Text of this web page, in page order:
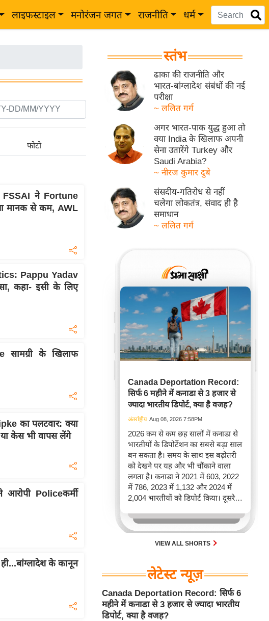
लाइफस्टाइल मनोरंजन जगत राजनीति धर्म
फोटो
ने Fortune
मानक से कम, AWL
Pappu Yadav
कहा- इसी के लिए
सामग्री के खिलाफ
का पलटवार: क्या
केस भी वापस लेंगे
Policeकर्मी
के कानून
स्तंभ
ढाका की राजनीति और
भारत-बांग्लादेश संबंधों की नई
परीक्षा
~ ललित गर्ग
अगर भारत-पाक युद्ध हुआ तो
क्या India के खिलाफ अपनी
सेना उतारेंगे Turkey और
Saudi Arabia?
~ नीरज कुमार दुबे
संसदीय-गतिरोध से नहीं
चलेगा लोकतंत्र, संवाद ही है
समाधान
~ ललित गर्ग
Canada Deportation Record:
सिर्फ 6 महीने में कनाडा से 3 हजार से
ज्यादा भारतीय डिपोर्ट, क्या है वजह?
अंतर्राष्ट्रीय Aug 08, 2026 7:58PM
2026 कम से कम छह सालों में कनाडा से
भारतीयों के डिपोर्टेशन का सबसे बड़ा साल
बन सकता है। समय के साथ इस बढ़ोतरी
को देखने पर यह और भी चौंकाने वाला
लगता है। कनाडा ने 2021 में 603, 2022
में 786, 2023 में 1,132 और 2024 में
2,004 भारतीयों को डिपोर्ट किया। दूसरे
पूरे साल की तुलना में 2026 की पहली
छमाही में ज़्यादा भारतीयों को वापस भेजा
VIEW ALL SHORTS
लेटेस्ट न्यूज़
Canada Deportation Record: सिर्फ 6
महीने में कनाडा से 3 हजार से ज्यादा भारतीय
डिपोर्ट, क्या है वजह?